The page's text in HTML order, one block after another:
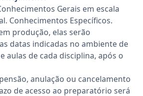
Gerais em escala
Conhecimentos Específicos.
produção, elas serão
datas indicadas no ambiente de
aulas de cada disciplina, após o
anulação ou cancelamento
de acesso ao preparatório será